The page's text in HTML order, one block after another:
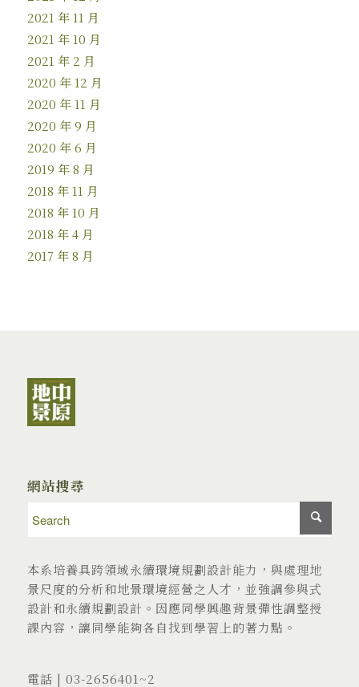
2021 年 11 月
2021 年 10 月
2021 年 2 月
2020 年 12 月
2020 年 11 月
2020 年 9 月
2020 年 6 月
2019 年 8 月
2018 年 11 月
2018 年 10 月
2018 年 4 月
2017 年 8 月
網站搜尋
本系培養具跨領域永續環境規劃設計能力，與處理地
景尺度的分析和地景環境經營之人才，並強調參與式
設計和永續規劃設計。因應同學興趣背景彈性調整授
課內容，讓同學能夠各自找到學習上的著力點。
電話 | 03-2656401 ~2